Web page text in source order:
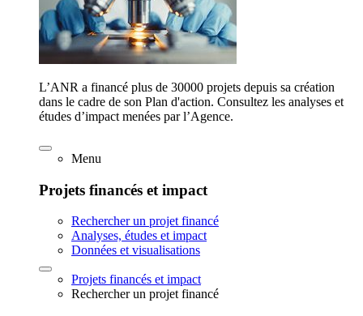
L’ANR a financé plus de 30000 projets depuis sa création
dans le cadre de son Plan d'action. Consultez les analyses et
études d’impact menées par l’Agence.
Menu
Projets financés et impact
Rechercher un projet financé
Analyses, études et impact
Données et visualisations
Projets financés et impact
Rechercher un projet financé